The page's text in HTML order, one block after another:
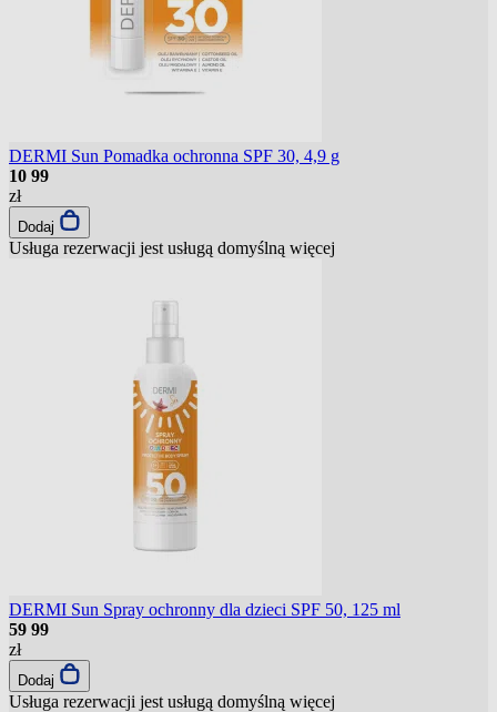
DERMI Sun Pomadka ochronna SPF 30, 4,9 g
10 99
zł
Dodaj
Usługa rezerwacji jest usługą domyślną więcej
DERMI Sun Spray ochronny dla dzieci SPF 50, 125 ml
59 99
zł
Dodaj
Usługa rezerwacji jest usługą domyślną więcej